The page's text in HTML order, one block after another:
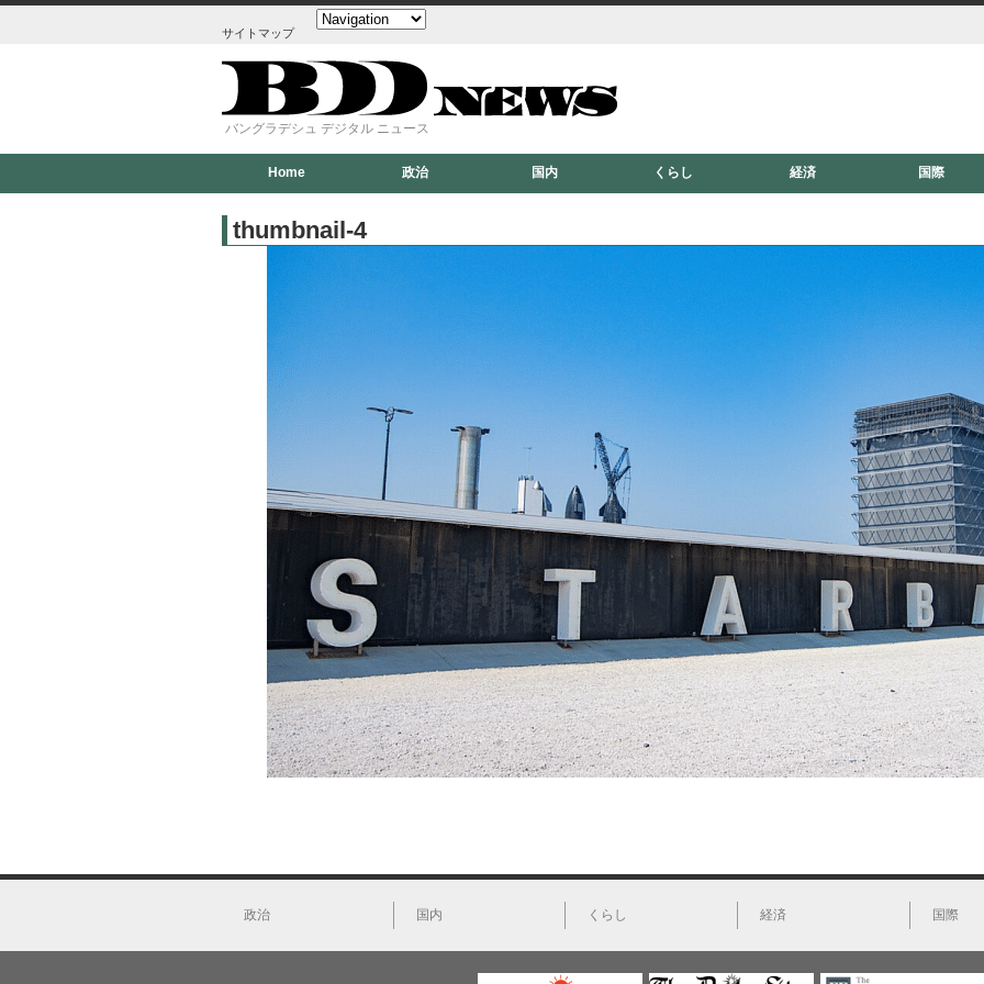
サイトマップ
バングラデシュ デジタル ニュース
Home 政治 国内 くらし 経済 国際
thumbnail-4
政治 国内 くらし 経済 国際